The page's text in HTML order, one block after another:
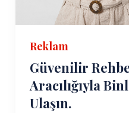
Reklam
Güvenilir
Aracılığıyla
Ulaşın.